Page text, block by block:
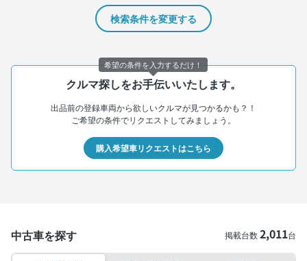
検索条件を変更する
クルマ探しをお手伝いいたします。
出品前の登録車両から欲しいクルマが見つかるかも？！
ご希望の条件でリクエストしてみましょう。
購入希望車リクエストはこちら
中古車を探す 掲載台数2,011台
希望の条件を入力するだけ！